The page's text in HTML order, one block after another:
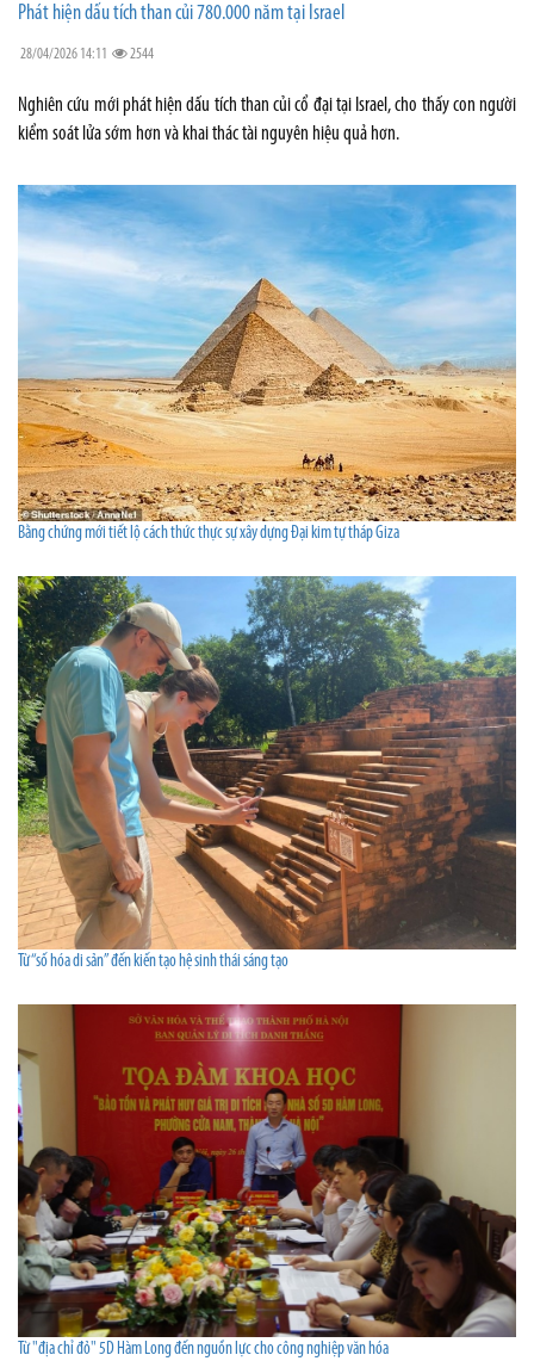
Phát hiện dấu tích than củi 780.000 năm tại Israel
28/04/2026 14:11 2544
Nghiên cứu mới phát hiện dấu tích than củi cổ đại tại Israel, cho thấy con người
kiểm soát lửa sớm hơn và khai thác tài nguyên hiệu quả hơn.
Bằng chứng mới tiết lộ cách thức thực sự xây dựng Đại kim tự tháp Giza
Từ “số hóa di sản” đến kiến tạo hệ sinh thái sáng tạo
Từ "địa chỉ đỏ" 5D Hàm Long đến nguồn lực cho công nghiệp văn hóa